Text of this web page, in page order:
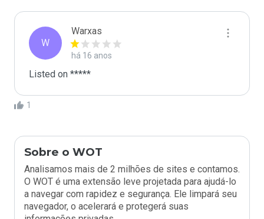
W
Warxas
há 16 anos
Listed on *****
1
Sobre o WOT
Analisamos mais de 2 milhões de sites e contamos.
O WOT é uma extensão leve projetada para ajudá-lo
a navegar com rapidez e segurança. Ele limpará seu
navegador, o acelerará e protegerá suas